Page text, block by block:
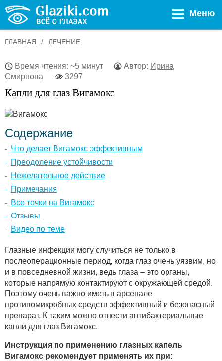
Меню
ГЛАВНАЯ ЛЕЧЕНИЕ
Время чтения: ~5 минут Автор: Ирина
Смирнова
3297
Капли для глаз Вигамокс
Содержание
Что делает Вигамокс эффективным
Преодоление устойчивости
Нежелательное действие
Примечания
Все точки на Вигамокс
Отзывы
Видео по теме
Глазные инфекции могу случиться не только в
послеоперационные период, когда глаз очень уязвим, но
и в повседневной жизни, ведь глаза – это органы,
которые напрямую контактируют с окружающей средой.
Поэтому очень важно иметь в арсенале
противомикробных средств эффективный и безопасный
препарат. К таким можно отнести антибактериальные
капли для глаз Вигамокс.
Инструкция по применению глазных капель
Вигамокс рекомендует применять их при: